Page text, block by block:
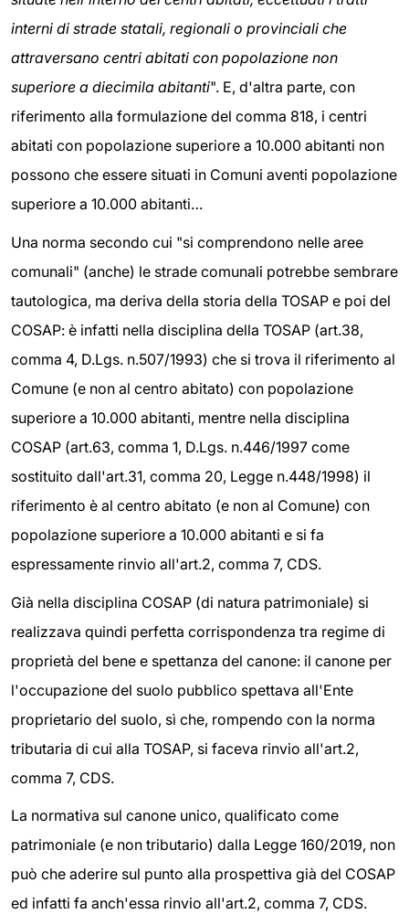
interni di strade statali, regionali o provinciali che
attraversano centri abitati con popolazione non
superiore a diecimila abitanti". E, d'altra parte, con
riferimento alla formulazione del comma 818, i centri
abitati con popolazione superiore a 10.000 abitanti non
possono che essere situati in Comuni aventi popolazione
superiore a 10.000 abitanti…
Una norma secondo cui "si comprendono nelle aree
comunali" (anche) le strade comunali potrebbe sembrare
tautologica, ma deriva della storia della TOSAP e poi del
COSAP: è infatti nella disciplina della TOSAP (art.38,
comma 4, D.Lgs. n.507/1993) che si trova il riferimento al
Comune (e non al centro abitato) con popolazione
superiore a 10.000 abitanti, mentre nella disciplina
COSAP (art.63, comma 1, D.Lgs. n.446/1997 come
sostituito dall'art.31, comma 20, Legge n.448/1998) il
riferimento è al centro abitato (e non al Comune) con
popolazione superiore a 10.000 abitanti e si fa
espressamente rinvio all'art.2, comma 7, CDS.
Già nella disciplina COSAP (di natura patrimoniale) si
realizzava quindi perfetta corrispondenza tra regime di
proprietà del bene e spettanza del canone: il canone per
l'occupazione del suolo pubblico spettava all'Ente
proprietario del suolo, sì che, rompendo con la norma
tributaria di cui alla TOSAP, si faceva rinvio all'art.2,
comma 7, CDS.
La normativa sul canone unico, qualificato come
patrimoniale (e non tributario) dalla Legge 160/2019, non
può che aderire sul punto alla prospettiva già del COSAP
ed infatti fa anch'essa rinvio all'art.2, comma 7, CDS.